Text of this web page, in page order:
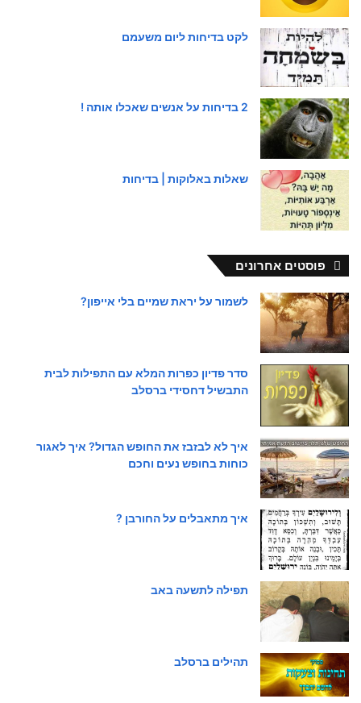
לקט בדיחות ליום משעמם
2 בדיחות על אנשים שאכלו אותה !
שאלות באלוקות | בדיחות
פוסטים אחרונים
לשמור על יראת שמיים בלי אייפון?
סדר פדיון כפרות המלא עם התפילות לבית
התבשיל דחסידי ברסלב
איך לא לבזבז את החופש הגדול? איך לאגור
כוחות בחופש נעים וחכם
איך מתאבלים על החורבן ?
תפילה לתשעה באב
תהילים ברסלב